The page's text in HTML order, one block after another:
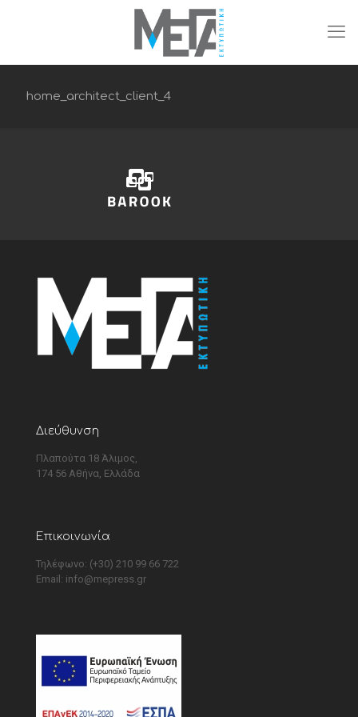
home_architect_client_4
Διεύθυνση
Πλαπούτα 18 Άλιμος,
174 56 Αθήνα, Ελλάδα
Επικοινωνία
Τηλέφωνο: (+30) 210 99 66 722
Email: info@mepress.gr